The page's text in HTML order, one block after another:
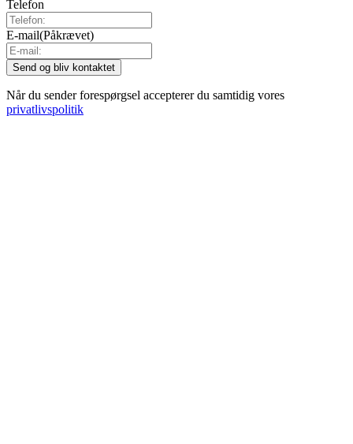
Telefon
E-mail(Påkrævet)
Når du sender forespørgsel accepterer du samtidig vores
privatlivspolitik